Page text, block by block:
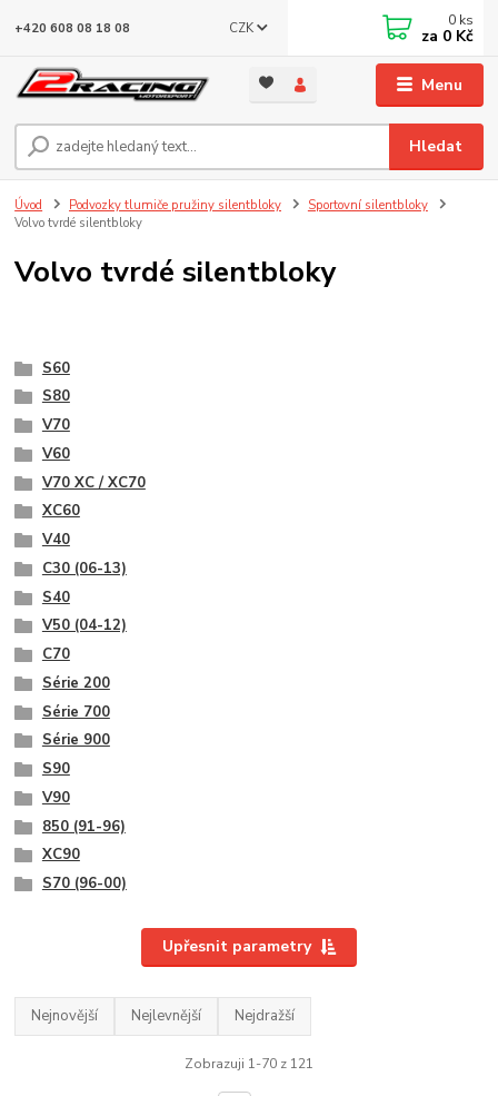
Menu
CZK
Hledat
+420 608 08 18 08 0 ks
za 0 Kč
Úvod Podvozky tlumiče pružiny silentbloky
Sportovní silentbloky
Volvo tvrdé silentbloky
Volvo tvrdé silentbloky
S60
S80
V70
V60
V70 XC / XC70
XC60
V40
C30 (06-13)
S40
V50 (04-12)
C70
Série 200
Série 700
Série 900
S90
V90
850 (91-96)
XC90
S70 (96-00)
Upřesnit parametry
Nejnovější Nejlevnější Nejdražší
Zobrazuji 1-70 z 121